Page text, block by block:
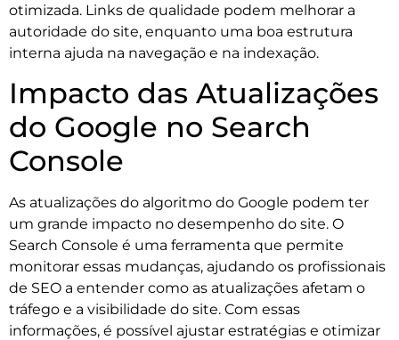
otimizada. Links de qualidade podem melhorar a
autoridade do site, enquanto uma boa estrutura
interna ajuda na navegação e na indexação.
Impacto das Atualizações
do Google no Search
Console
As atualizações do algoritmo do Google podem ter
um grande impacto no desempenho do site. O
Search Console é uma ferramenta que permite
monitorar essas mudanças, ajudando os profissionais
de SEO a entender como as atualizações afetam o
tráfego e a visibilidade do site. Com essas
informações, é possível ajustar estratégias e otimizar